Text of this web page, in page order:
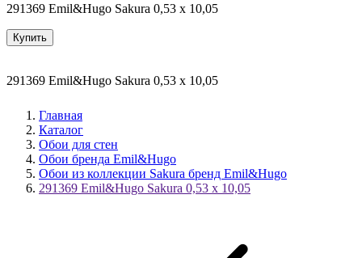
291369 Emil&Hugo Sakura 0,53 x 10,05
Купить
291369 Emil&Hugo Sakura 0,53 x 10,05
Главная
Каталог
Обои для стен
Обои бренда Emil&Hugo
Обои из коллекции Sakura бренд Emil&Hugo
291369 Emil&Hugo Sakura 0,53 x 10,05